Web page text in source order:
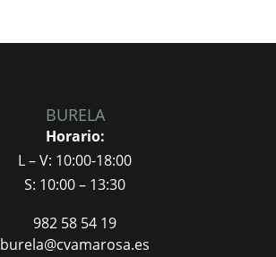
BURELA
Horario:
L – V: 10:00-18:00
S: 10:00 – 13:30
982 58 54 19
burela@cvamarosa.es